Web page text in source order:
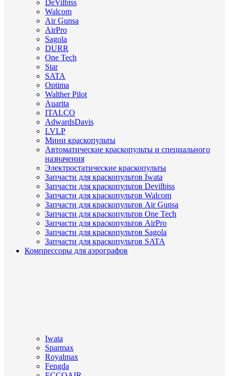
DeVilbiss
Walcom
Air Gunsa
AirPro
Sagola
DURR
One Tech
Star
SATA
Optima
Walther Pilot
Auarita
ITALCO
AdwardsDavis
LVLP
Мини краскопульты
Автоматические краскопульты и специального
назначения
Электростатические краскопульты
Запчасти для краскопультов Iwata
Запчасти для краскопультов Devilbiss
Запчасти для краскопультов Walcom
Запчасти для краскопультов Air Gunsa
Запчасти для краскопультов One Tech
Запчасти для краскопультов AirPro
Запчасти для краскопультов Sagola
Запчасти для краскопультов SATA
Компрессоры для аэрографов
Iwata
Sparmax
Royalmax
Fengda